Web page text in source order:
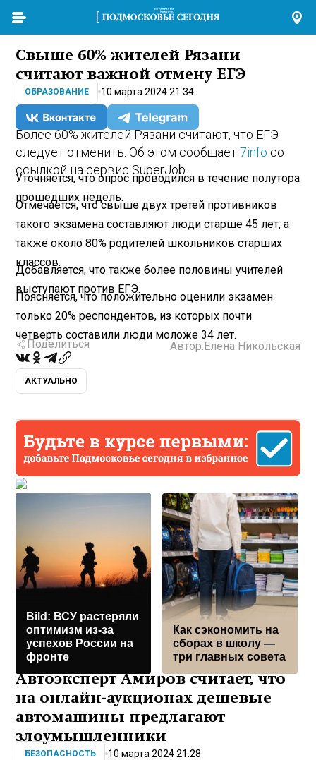
Свыше 60% жителей Рязани
считают важной отмену ЕГЭ
ОБРАЗОВАНИЕ 10 марта 2024 21:34
Более 60% жителей Рязани считают, что ЕГЭ
следует отменить. Об этом сообщает7info со
ссылкой на сервис SuperJob.
Уточняется, что опрос проводился в течение полутора
прошедших недель.
Отмечается, что свыше двух третей противников
такого экзамена составляют люди старше 45 лет, а
также около 80% родителей школьников старших
классов.
Добавляется, что также более половины учителей
выступают против ЕГЭ.
Поясняется, что положительно оценили экзамен
только 20% респондентов, из которых почти
четверть составили люди моложе 34 лет.
Поделиться Автор: Елена Никольская
АКТУАЛЬНО
Bild: ВСУ растеряли
оптимизм из-за
успехов России на
фронте
Как сэкономить на
сборах в школу —
три главных совета
Автоэксперт Амиров считает, что
на онлайн-аукционах дешевые
автомашины предлагают
злоумышленники
БЕЗОПАСНОСТЬ 10 марта 2024 21:28